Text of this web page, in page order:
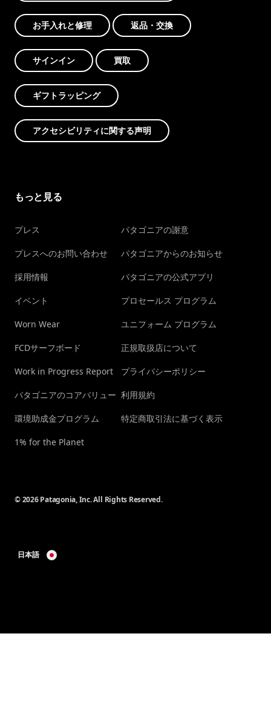
お手入れと修理 返品・交換
サインイン 買取
ギフトラッピング
アクセシビリティに関する声明
もっと見る
プレス
プレスへのお問い合わせ
採用情報
イベント
Worn Wear
FCDサーフボード
Work in Progress Report
パタゴニアのコアバリュー
環境助成金プログラム
1% for the Planet
パタゴニアの謝意
パタゴニアからのお知らせ
パタゴニアの公式アプリ
プロセールス プログラム
ユニフォーム プログラム
正規取扱店について
プライバシーポリシー
利用規約
特定商取引法に基づく表示
© 2026 Patagonia, Inc. All Rights Reserved.
日本語